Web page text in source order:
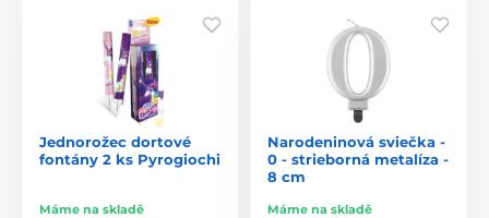
Jednorožec dortové
fontány 2 ks Pyrogiochi
Máme na skladě
Narodeninová sviečka -
0 - strieborná metalíza -
8 cm
Máme na skladě